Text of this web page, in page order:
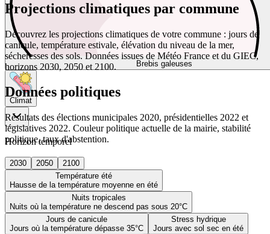
Brebis galeuses
Climat
Horizon temporel
2030 2050
2100
Température été
Hausse de la température moyenne en été
Nuits tropicales
Nuits où la température ne descend pas sous 20°C
Jours de canicule
Jours où la température dépasse 35°C
Stress hydrique
Jours avec sol sec en été
Projections climatiques par commune
Découvrez les projections climatiques de votre commune : jours de
canicule, température estivale, élévation du niveau de la mer,
sécheresses des sols. Données issues de Météo France et du GIEC,
horizons 2030, 2050 et 2100.
Données politiques
Résultats des élections municipales 2020, présidentielles 2022 et
législatives 2022. Couleur politique actuelle de la mairie, stabilité
politique, taux d'abstention.